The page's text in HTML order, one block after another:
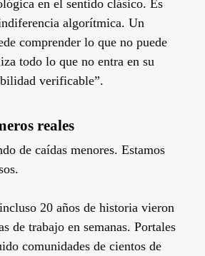
en el sentido clásico. Es
algorítmica. Un
comprender lo que no puede
todo lo que no entra en su
verificable”.
reales
de caídas menores. Estamos
20 años de historia vieron
de trabajo en semanas. Portales
comunidades de cientos de